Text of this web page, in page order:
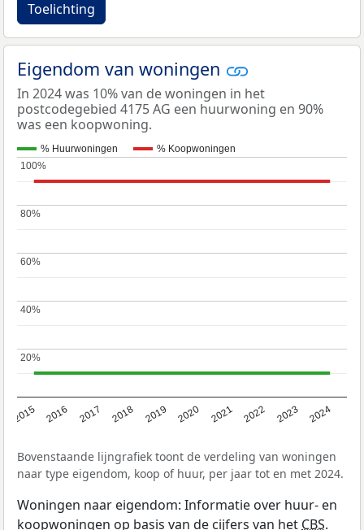
Toelichting
Eigendom van woningen
In 2024 was 10% van de woningen in het
postcodegebied 4175 AG een huurwoning en 90%
was een koopwoning.
% Huurwoningen % Koopwoningen
2015 2016 2017 2018 2019 2020 2021 2022 2023 2024
20%
20%
40%
40%
60%
60%
80%
80%
100%
100%
Bovenstaande lijngrafiek toont de verdeling van woningen
naar type eigendom, koop of huur, per jaar tot en met 2024.
Woningen naar eigendom: Informatie over huur- en
koopwoningen op basis van de cijfers van het CBS.